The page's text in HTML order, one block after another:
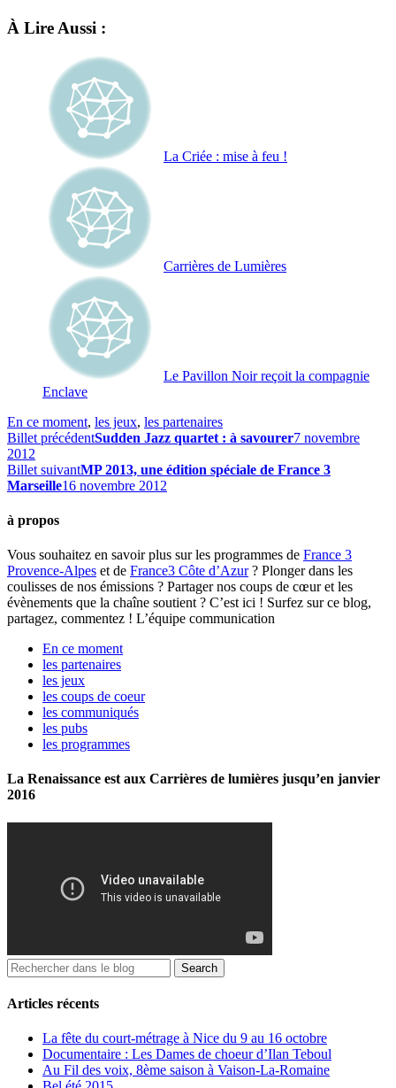
À Lire Aussi :
La Criée : mise à feu !
Carrières de Lumières
Le Pavillon Noir reçoit la compagnie
Enclave
En ce moment, les jeux, les partenaires
Billet précédentSudden Jazz quartet : à savourer7 novembre
2012
Billet suivantMP 2013, une édition spéciale de France 3
Marseille16 novembre 2012
à propos
Vous souhaitez en savoir plus sur les programmes de France 3
Provence-Alpes et de France3 Côte d’Azur? Plonger dans les
coulisses de nos émissions ? Partager nos coups de cœur et les
évènements que la chaîne soutient ? C’est ici ! Surfez sur ce blog,
partagez, commentez ! L’équipe communication
En ce moment
les partenaires
les jeux
les coups de coeur
les communiqués
les pubs
les programmes
La Renaissance est aux Carrières de lumières jusqu’en janvier
2016
Articles récents
La fête du court-métrage à Nice du 9 au 16 octobre
Documentaire : Les Dames de choeur d’Ilan Teboul
Au Fil des voix, 8ème saison à Vaison-La-Romaine